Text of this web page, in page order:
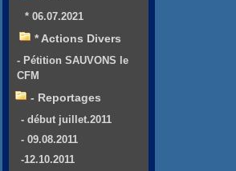
* 06.07.2021
* Actions Divers
- Pétition SAUVONS le
CFM
- Reportages
- début juillet.2011
- 09.08.2011
-12.10.2011